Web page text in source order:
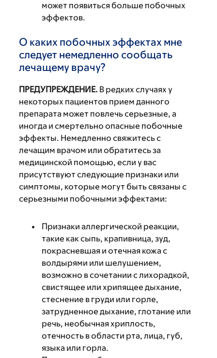
может появиться больше побочных
эффектов.
О каких побочных эффектах мне
следует немедленно сообщать
лечащему врачу?
ПРЕДУПРЕЖДЕНИЕ. В редких случаях у
некоторых пациентов прием данного
препарата может повлечь серьезные, а
иногда и смертельно опасные побочные
эффекты. Немедленно свяжитесь с
лечащим врачом или обратитесь за
медицинской помощью, если у вас
присутствуют следующие признаки или
симптомы, которые могут быть связаны с
серьезными побочными эффектами:
Признаки аллергической реакции,
такие как сыпь, крапивница, зуд,
покрасневшая и отечная кожа с
волдырями или шелушением,
возможно в сочетании с лихорадкой,
свистящее или хрипящее дыхание,
стеснение в груди или горле,
затрудненное дыхание, глотание или
речь, необычная хриплость,
отечность в области рта, лица, губ,
языка или горла.